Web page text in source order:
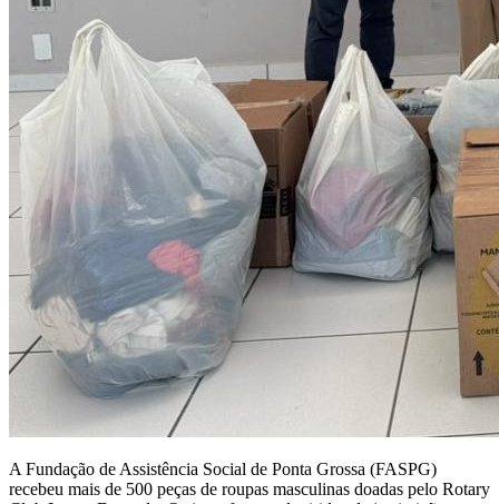
A Fundação de Assistência Social de Ponta Grossa (FASPG)
recebeu mais de 500 peças de roupas masculinas doadas pelo Rotary